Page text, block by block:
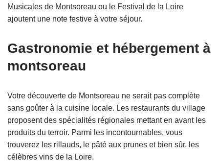
Musicales de Montsoreau ou le Festival de la Loire
ajoutent une note festive à votre séjour.
Gastronomie et hébergement à
montsoreau
Votre découverte de Montsoreau ne serait pas complète
sans goûter à la cuisine locale. Les restaurants du village
proposent des spécialités régionales mettant en avant les
produits du terroir. Parmi les incontournables, vous
trouverez les rillauds, le pâté aux prunes et bien sûr, les
célèbres vins de la Loire.